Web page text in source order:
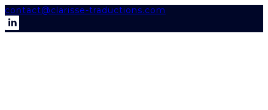
contact@clarisse-traductions.com